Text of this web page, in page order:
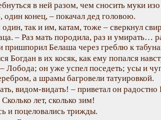
в ней разом, чем сносить муки
один конец, – покачал дед головою.
так и им, катам, тоже – сверкнул
– Раз мать породила, раз и умирать…
пришпорил Белаша через греблю к
Богдан в их косяк, как ему попался
Лобода; он уже успел поседеть; усы и
а шрамы багровели татуировкой.
видом-видать! – приветал он радостно
лет, сколько зим!
и поцеловались трижды.